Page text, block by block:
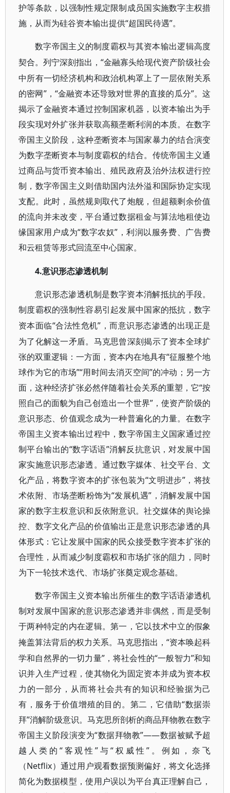
护等条款，以强制性规定限制成员国实施数字主权措
施，从而为硅谷资本输出提供“超国民待遇”。
数字帝国主义的制度霸权与其资本输出逻辑高度
契合。列宁深刻指出，“金融寡头给现代资产阶级社会
中所有一切经济机构和政治机构罩上了一层依附关系
的密网”，“金融资本还导致对世界的直接的瓜分”。这
揭示了金融资本通过控制国家机器，以资本输出为手
段实现对外扩张并获取高额垄断利润的本质。在数字
帝国主义阶段，这种垄断资本与国家暴力的结合演变
为数字垄断资本与制度霸权的结合。传统帝国主义通
过商品与货币资本输出、殖民政府及治外法权进行控
制，数字帝国主义则借助国内法外溢和国际协定实现
支配。此时，虽然规则取代了炮舰，但超额剩余价值
的流向并未改变，平台通过数据租金与算法地租使边
缘国家用户成为“数字农奴”，利润以服务费、广告费
和云租赁等形式回流至中心国家。
4.意识形态渗透机制
意识形态渗透机制是数字资本消解抵抗的手段。
制度霸权的强制性容易引起发展中国家的抵抗，数字
资本面临“合法性危机”，而意识形态渗透的出现正是
为了化解这一矛盾。马克思曾深刻揭示了资本全球扩
张的双重逻辑：一方面，资本内在地具有“征服整个地
球作为它的市场”“用时间去消灭空间”的冲动；另一方
面，这种经济扩张必然伴随着社会关系的重塑，它“按
照自己的面貌为自己创造出一个世界”，使资产阶级的
意识形态、价值观念成为一种普遍化的力量。在数字
帝国主义资本输出过程中，数字帝国主义国家通过控
制平台输出的“数字话语”消解反抗意识，对发展中国
家实施意识形态渗透。通过数字媒体、社交平台、文
化产品，将数字资本的扩张包装为“文明进步”，将技
术依附、市场垄断粉饰为“发展机遇”，消解发展中国
家的数字主权意识和反依附意识。社交媒体的舆论操
控、数字文化产品的价值输出正是意识形态渗透的具
体形式：它让发展中国家的民众接受数字资本扩张的
合理性，从而减少制度霸权和市场扩张的阻力，同时
为下一轮技术迭代、市场扩张奠定观念基础。
数字帝国主义资本输出所催生的数字话语渗透机
制对发展中国家的意识形态渗透并非偶然，而是受制
于两种特定的内在逻辑。第一，它以技术中立的假象
掩盖算法背后的权力关系。马克思指出，“资本唤起科
学和自然界的一切力量”，将社会性的“一般智力”和知
识并入生产过程，使其物化为固定资本并成为资本权
力的一部分，从而将社会共有的知识和经验据为己
有，服务于价值增殖的目的。第二，它借助“数据崇
拜”消解阶级意识。马克思所剖析的商品拜物教在数字
帝国主义阶段演变为“数据拜物教”——数据被赋予超
越人类的“客观性”与“权威性”。例如，奈飞
（Netflix）通过用户观看数据预测偏好，将文化选择
简化为数据模型，使用户误以为平台真正理解自己，